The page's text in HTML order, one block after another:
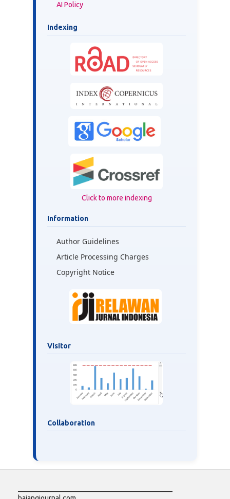
AI Policy
Indexing
Click to more indexing
Information
Author Guidelines
Article Processing Charges
Copyright Notice
Visitor
Collaboration